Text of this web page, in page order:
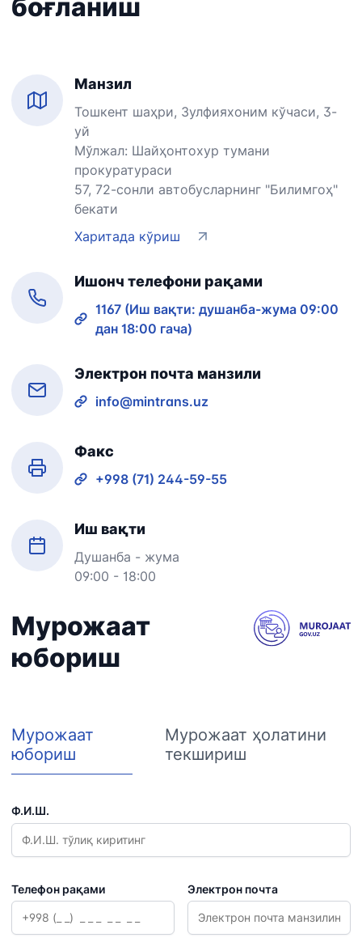
боғланиш
Манзил
Тошкент шаҳри, Зулфияхоним кўчаси, 3-
уй
Мўлжал: Шайҳонтохур тумани
прокуратураси
57, 72-сонли автобусларнинг "Билимгоҳ"
бекати
Харитада кўриш
Ишонч телефони рақами
1167 (Иш вақти: душанба-жума 09:00
дан 18:00 гача)
Электрон почта манзили
info@mintrans.uz
Факс
+998 (71) 244-59-55
Иш вақти
Душанба - жума
09:00 - 18:00
Мурожаат
юбориш
Мурожаат
юбориш
Мурожаат ҳолатини
текшириш
Ф.И.Ш.
Телефон рақами Электрон почта